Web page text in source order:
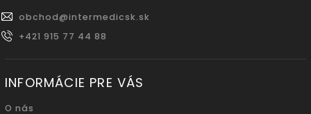
obchod@intermedicsk.sk
+421 915 77 44 88
INFORMÁCIE PRE VÁS
O nás